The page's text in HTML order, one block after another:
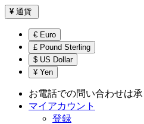
¥ 通貨
€ Euro
£ Pound Sterling
$ US Dollar
¥ Yen
お電話での問い合わせは承
マイアカウント
登録